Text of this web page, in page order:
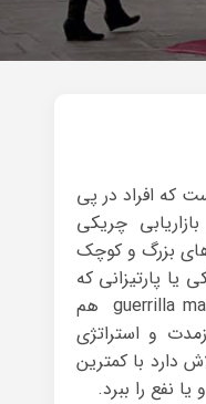
که افراد در پی
چریکی
بزرگ و کوچک
یا پارتیزانی که
به نام گوریلا مارکتینگguerrilla marketing هم
و استراتژی
دارد با کمترین
نفع را ببرد.